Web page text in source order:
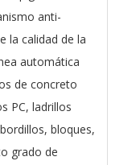
anti-
la calidad de la
automática
de concreto
PC, ladrillos
bloques,
grado de